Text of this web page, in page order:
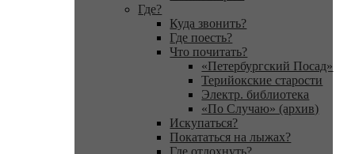
Где?
Куда звонить?
Где поесть?
Что почитать?
«Петербургский Посад»
Терийокские старости
Электр. библиотека
«По Случаю» (архив)
Искупаться?
Покататься на лыжах?
Где отдохнуть?